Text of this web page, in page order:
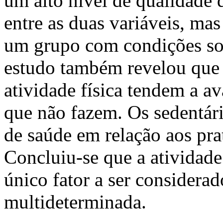
entre as duas variáveis,
um grupo com condições
estudo também revelou
atividade física tendem a
que não fazem. Os
de saúde em relação aos
Concluiu-se que a
único fator a ser
multideterminada.